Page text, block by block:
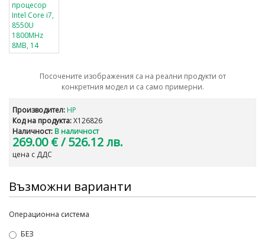
Посочените изображения са на реални продукти от
конкретния модел и са само примерни.
Производител: HP
Код на продукта:X126826
Наличност: В наличност
269.00 €/ 526.12 лв.
цена с ДДС
Възможни варианти
Операционна система
БЕЗ